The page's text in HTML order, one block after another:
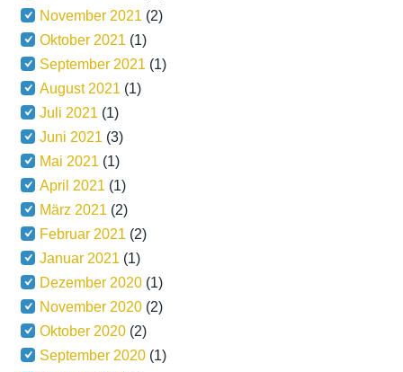
November 2021 (2)
Oktober 2021 (1)
September 2021 (1)
August 2021 (1)
Juli 2021 (1)
Juni 2021 (3)
Mai 2021 (1)
April 2021 (1)
März 2021 (2)
Februar 2021 (2)
Januar 2021 (1)
Dezember 2020 (1)
November 2020 (2)
Oktober 2020 (2)
September 2020 (1)